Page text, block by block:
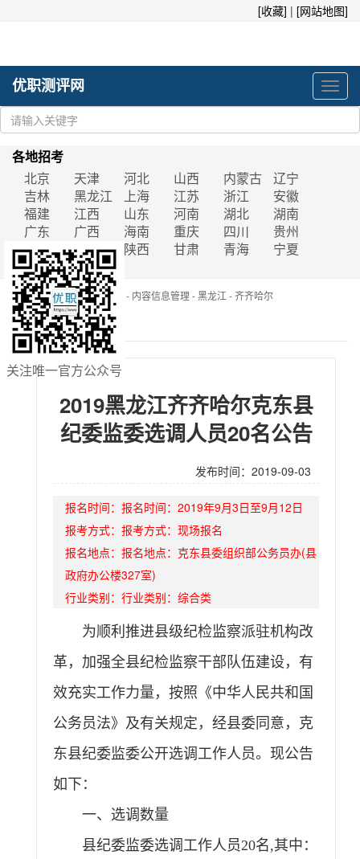
[收藏] | [网站地图]
优职测评网
各地招考
北京
天津 河北 山西 内蒙古
辽宁
吉林
黑龙江 上海 江苏 浙江
安徽
福建
江西 山东 河南 湖北
湖南
广东
广西 海南 重庆 四川
贵州
云南
西藏 陕西 甘肃 青海
宁夏
新疆
新疆兵团
您当前所在位置： 首页 - 内容信息管理-黑龙江 -齐齐哈尔
报名入口
2019黑龙江齐齐哈尔克东县
纪委监委选调人员20名公告
发布时间：2019-09-03
报名时间： 报名时间： 2019年9月3日至9月12日
报考方式： 报考方式： 现场报名
报名地点： 报名地点： 克东县委组织部公务员办(县
政府办公楼327室)
行业类别： 行业类别： 综合类
为顺利推进县级纪检监察派驻机构改
革，加强全县纪检监察干部队伍建设，有
效充实工作力量，按照《中华人民共和国
公务员法》及有关规定，经县委同意，克
东县纪委监委公开选调工作人员。现公告
如下：
一、选调数量
县纪委监委选调工作人员20名,其中：
关注唯一官方公众号